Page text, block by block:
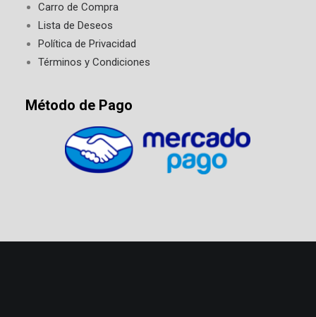
Carro de Compra
Lista de Deseos
Política de Privacidad
Términos y Condiciones
Método de Pago